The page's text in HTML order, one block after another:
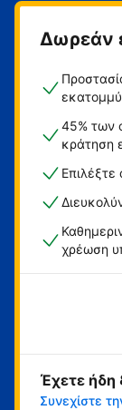
Δωρεάν
45% των
κράτηση
χρέωση
Έχετε ήδη
Συνεχίστε